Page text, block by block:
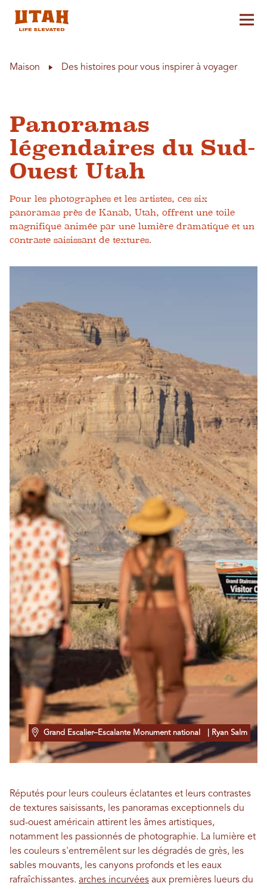
Maison Des histoires pour vous inspirer à voyager
Panoramas
légendaires du Sud-
Ouest Utah
Pour les photographes et les artistes, ces six
panoramas près de Kanab, Utah, offrent une toile
magnifique animée par une lumière dramatique et un
contraste saisissant de textures.
Grand Escalier–Escalante Monument national | Ryan Salm
Réputés pour leurs couleurs éclatantes et leurs contrastes
de textures saisissants, les panoramas exceptionnels du
sud-ouest américain attirent les âmes artistiques,
notamment les passionnés de photographie. La lumière et
les couleurs s'entremêlent sur les dégradés de grès, les
sables mouvants, les canyons profonds et les eaux
rafraîchissantes. arches incurvées aux premières lueurs du